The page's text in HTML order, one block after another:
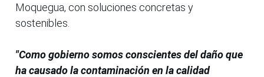
Moquegua, con soluciones concretas y
sostenibles.
"Como gobierno somos conscientes del daño que
ha causado la contaminación en la calidad